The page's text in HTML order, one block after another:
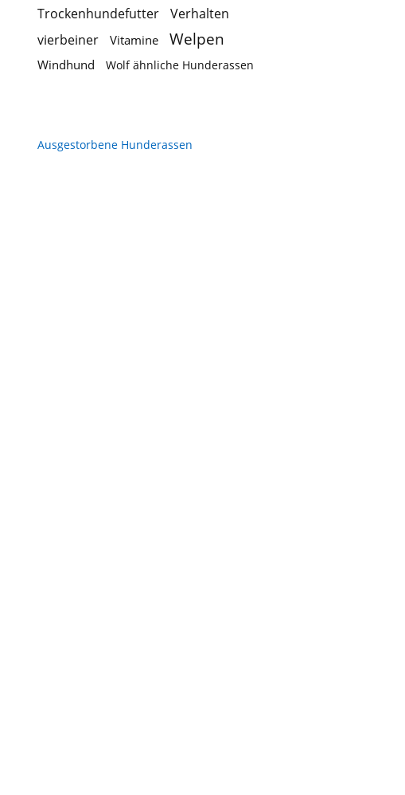
Trockenhundefutter
Verhalten
vierbeiner
Vitamine Welpen
Windhund Wolf ähnliche Hunderassen
Ausgestorbene Hunderassen